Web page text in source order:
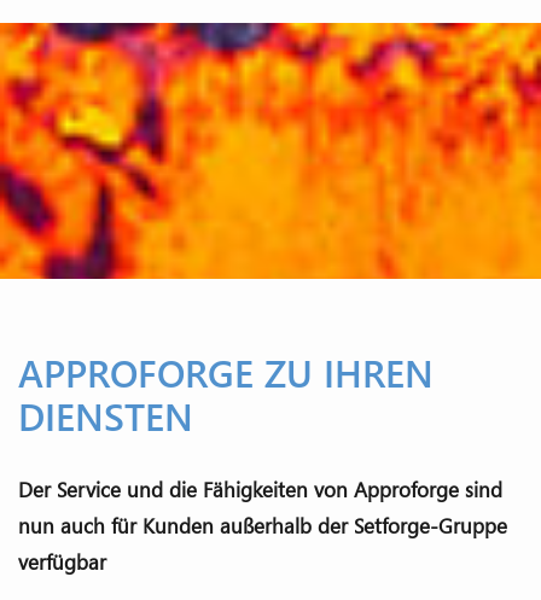
APPROFORGE ZU IHREN
DIENSTEN
Der Service und die Fähigkeiten von Approforge sind
nun auch für Kunden außerhalb der Setforge-Gruppe
verfügbar